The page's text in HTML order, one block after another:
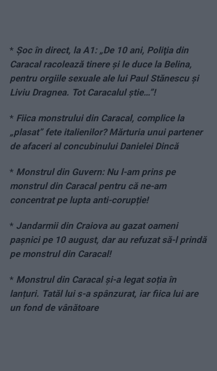
* Șoc în direct, la A1: „De 10 ani, Poliţia din
Caracal racolează tinere şi le duce la Belina,
pentru orgiile sexuale ale lui Paul Stănescu şi
Liviu Dragnea. Tot Caracalul ştie…”!
* Fiica monstrului din Caracal, complice la
„plasat” fete italienilor? Mărturia unui partener
de afaceri al concubinului Danielei Dincă
* Monstrul din Guvern: Nu l-am prins pe
monstrul din Caracal pentru că ne-am
concentrat pe lupta anti-corupție!
* Jandarmii din Craiova au gazat oameni
pașnici pe 10 august, dar au refuzat să-l prindă
pe monstrul din Caracal!
* Monstrul din Caracal și-a legat soția în
lanțuri. Tatăl lui s-a spânzurat, iar fiica lui are
un fond de vânătoare